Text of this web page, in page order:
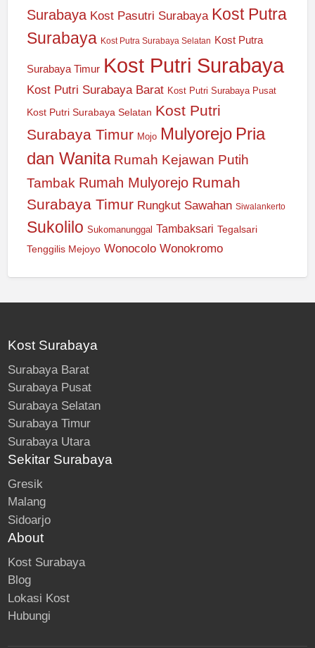
Surabaya Kost Pasutri Surabaya Kost Putra
Surabaya Kost Putra Surabaya Selatan Kost Putra
Surabaya Timur Kost Putri Surabaya
Kost Putri Surabaya Barat Kost Putri Surabaya Pusat
Kost Putri Surabaya Selatan Kost Putri
Surabaya Timur Mojo Mulyorejo Pria
dan Wanita Rumah Kejawan Putih
Tambak Rumah Mulyorejo Rumah
Surabaya Timur Rungkut Sawahan Siwalankerto
Sukolilo Sukomanunggal Tambaksari Tegalsari
Tenggilis Mejoyo Wonocolo Wonokromo
Kost Surabaya
Surabaya Barat
Surabaya Pusat
Surabaya Selatan
Surabaya Timur
Surabaya Utara
Sekitar Surabaya
Gresik
Malang
Sidoarjo
About
Kost Surabaya
Blog
Lokasi Kost
Hubungi